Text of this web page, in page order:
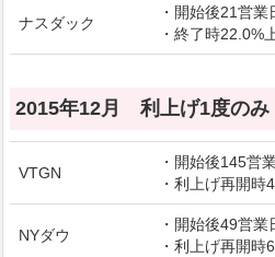
ナスダック
・開始後21営
・終了時22.0%
2015年12月 利上げ1度のみ
VTGN
・開始後145営
・利上げ再開時
NYダウ
・開始後49営
・利上げ再開時